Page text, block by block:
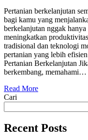
Pertanian berkelanjutan
bagi kamu yang
berkelanjutan nggak
meningkatkan
tradisional dan teknologi
pertanian yang lebih
Pertanian Berkelanjutan
berkembang, memahami…
Read More
Cari
Recent Posts